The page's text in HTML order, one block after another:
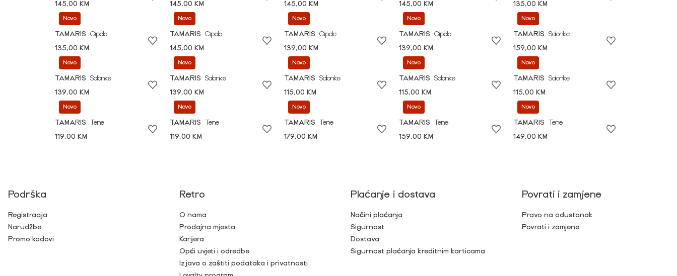
145,00 KM
145,00 KM
145,00 KM
145,00 KM
135,00 KM
Novo
TAMARIS
Cipele
135,00 KM
Novo
TAMARIS
Cipele
145,00 KM
Novo
TAMARIS
Cipele
139,00 KM
Novo
TAMARIS
Cipele
139,00 KM
Novo
TAMARIS
Salonke
159,00 KM
Novo
TAMARIS
Salonke
139,00 KM
Novo
TAMARIS
Salonke
139,00 KM
Novo
TAMARIS
Salonke
115,00 KM
Novo
TAMARIS
Salonke
115,00 KM
Novo
TAMARIS
Salonke
115,00 KM
Novo
TAMARIS
Tene
119,00 KM
Novo
TAMARIS
Tene
119,00 KM
Novo
TAMARIS
Tene
179,00 KM
Novo
TAMARIS
Tene
159,00 KM
Novo
TAMARIS
Tene
149,00 KM
Podrška
Registracija
Narudžbe
Promo kodovi
Retro
O nama
Prodajna mjesta
Karijera
Opći uvjeti i odredbe
Izjava o zaštiti podataka i privatnosti
Plaćanje i dostava
Načini plaćanja
Sigurnost
Dostava
Sigurnost plaćanja kreditnim karticama
Povrati i zamjene
Pravo na odustanak
Povrati i zamjene